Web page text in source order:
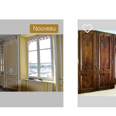
Nouveau favorite_border